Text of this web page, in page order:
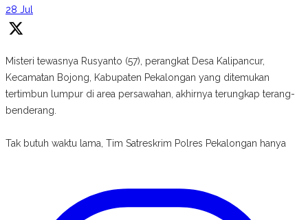
28 Jul
Misteri tewasnya Rusyanto (57), perangkat Desa Kalipancur,
Kecamatan Bojong, Kabupaten Pekalongan yang ditemukan
tertimbun lumpur di area persawahan, akhirnya terungkap terang-
benderang.
Tak butuh waktu lama, Tim Satreskrim Polres Pekalongan hanya